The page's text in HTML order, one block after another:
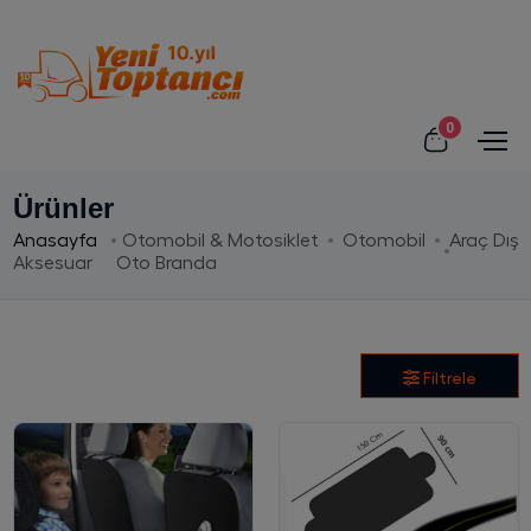
0
Ürünler
Anasayfa Otomobil & Motosiklet Otomobil
Araç Dış
Aksesuar
Oto Branda
Filtrele